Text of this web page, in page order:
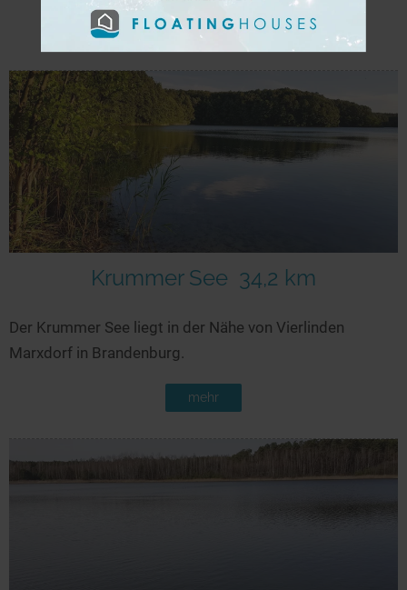
mehr
Krummer See 34,2 km
Der Krummer See liegt in der Nähe von Vierlinden
Marxdorf in Brandenburg.
mehr